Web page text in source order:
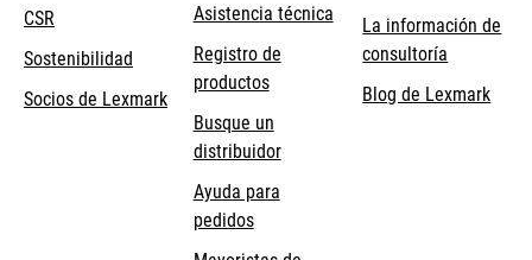
CSR
Sostenibilidad
Socios de Lexmark
se
abre
en
una
pestaña
nueva
Asistencia técnicase
abre
Registro de
productos
Busque un
distribuidor
Ayuda para
pedidos
La información de
consultoría
Blog de Lexmark